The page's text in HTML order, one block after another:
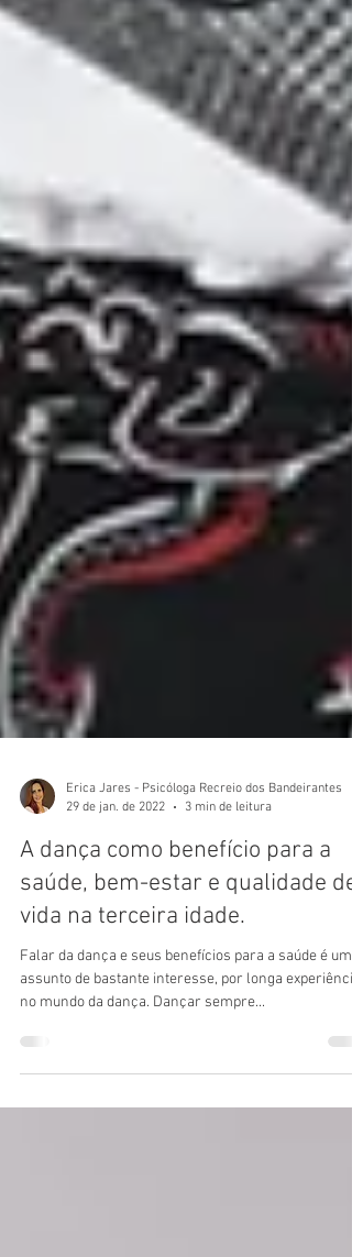
Erica Jares - Psicóloga Recreio dos Bandeirantes
29 de jan. de 2022
3 min de leitura
A dança como benefício para a
saúde, bem-estar e qualidade de
vida na terceira idade.
assunto de bastante interesse, por longa experiência
no mundo da dança. Dançar sempre...